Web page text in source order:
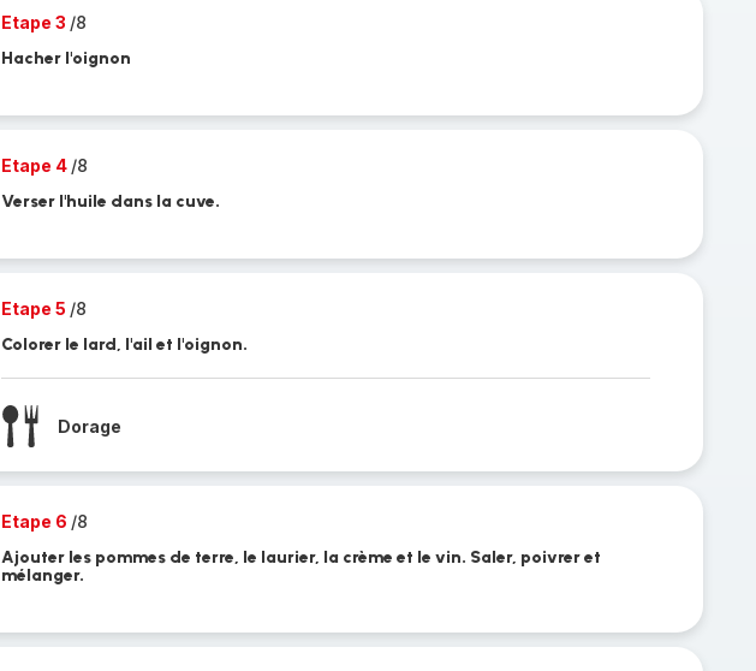
Etape 3 /8
Hacher l'oignon
Etape 4 /8
Verser l'huile dans la cuve.
Etape 5 /8
Colorer le lard, l'ail et l'oignon.
Dorage
Etape 6 /8
Ajouter les pommes de terre, le laurier, la crème et le vin. Saler, poivrer et
mélanger.